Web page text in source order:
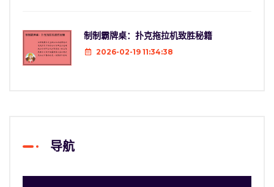
制制霸牌桌：扑克拖拉机致胜秘籍
2026-02-19 11:34:38
导航